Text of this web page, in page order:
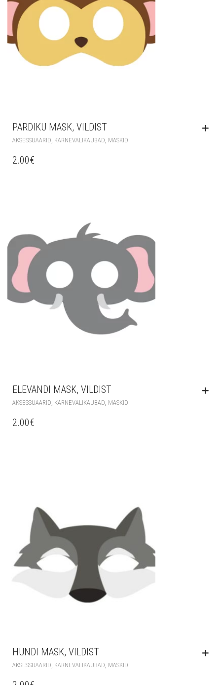
PÄRDIKU MASK, VILDIST
AKSESSUAARID KARNEVALIKAUBAD MASKID
2.00€
ELEVANDI MASK, VILDIST
AKSESSUAARID KARNEVALIKAUBAD MASKID
2.00€
HUNDI MASK, VILDIST
AKSESSUAARID KARNEVALIKAUBAD MASKID